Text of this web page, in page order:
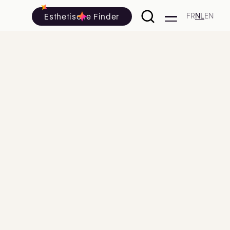
Esthetische Finder FRNL EN